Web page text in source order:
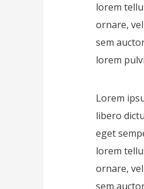
lorem
ornare,
sem
lorem
Lorem
libero
eget
lorem
ornare,
sem